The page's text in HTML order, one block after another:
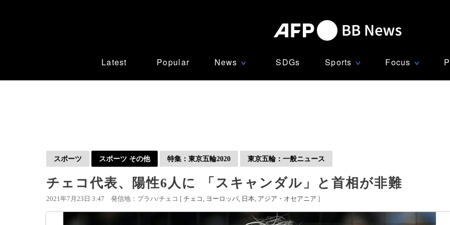
Latest Popular News ∨ SDGs Sports ∨ Focus ∨
スポーツ スポーツ その他 特集：東京五輪2020 東京五輪：一般ニュース
チェコ代表、陽性6人に 「スキャンダル」と首相が非難
2021年7月23日 3:47 発信地：プラハ/チェコ [ チェコ ヨーロッパ 日本 アジア・オセアニア ]